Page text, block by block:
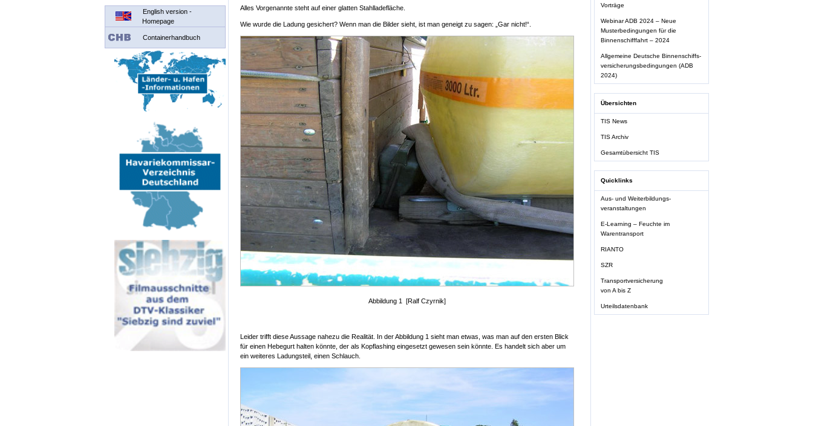
English version -
Homepage
Containerhandbuch
Alles Vorgenannte steht auf einer glatten Stahlladefläche.
Wie wurde die Ladung gesichert? Wenn man die Bilder sieht, ist man geneigt zu sagen: „Gar nicht!“.
Abbildung 1 [Ralf Czyrnik]
Leider trifft diese Aussage nahezu die Realität. In der Abbildung 1 sieht man etwas, was man auf den ersten Blick
für einen Hebegurt halten könnte, der als Kopflashing eingesetzt gewesen sein könnte. Es handelt sich aber um
ein weiteres Ladungsteil, einen Schlauch.
Vorträge
Webinar ADB 2024 – Neue
Musterbedingungen für die
Binnenschifffahrt – 2024
Allgemeine Deutsche Binnenschiffs-
versicherungsbedingungen (ADB
2024)
Übersichten
TIS News
TIS Archiv
Gesamtübersicht TIS
Quicklinks
Aus- und Weiterbildungs-
veranstaltungen
E-Learning – Feuchte im
Warentransport
RIANTO
SZR
Transportversicherung
von A bis Z
Urteilsdatenbank